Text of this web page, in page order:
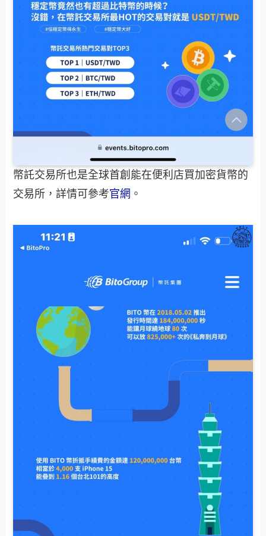
幣託交易所也是全球首創能在便利店買加密貨幣的
交易所，詳情可參考官網 。